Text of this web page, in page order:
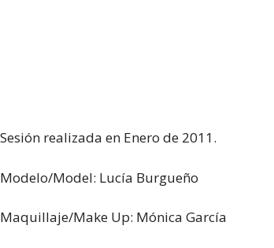
Sesión realizada en Enero de 2011.
Modelo/Model: Lucía Burgueño
Maquillaje/Make Up: Mónica García